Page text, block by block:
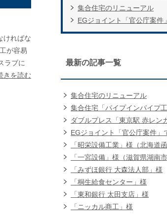
専用締付工具BPN-20R
被覆ステンレスパイプ・モルコカバー
ベンカン・ベトナム
ければな
が容易
ラブに
きを読む
集合住宅のリニューアル
EGジョイント「官公庁案件
最新の記事一覧
集合住宅のリニューアル
集合住宅「パイプインパイプ工
ダブルプレス「東京駅 赤レン
EGジョイント「官公庁案件」
「昭栄設備工業」様（北海道函
「一宮設備」様（滋賀県湖南
「みずほ銀行 大森法人部」様
「桐生給食センター」様
「東和銀行 太田支店」様
「ニッカル商工」様